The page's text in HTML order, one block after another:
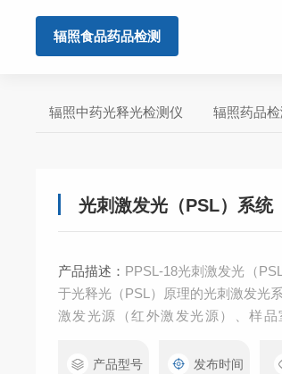
辐照食品药品检测
辐照中药光释光检测仪 辐照药品
光刺激发光（PSL）系统
产品描述： PPSL-18光刺激发光（
于光释光（PSL）原理的光刺激发光
激发光源（红外激发光源）、样品
别食品药品等是否受过辐照处理，符
产品型号
发布时间